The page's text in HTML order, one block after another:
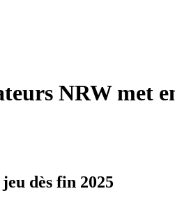
NRW met
dès fin 2025